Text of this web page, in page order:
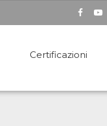
Certificazioni